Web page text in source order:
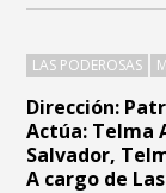
Dirección:
Actúa: Telma
Salvador,
A cargo de
LAS PODEROSAS